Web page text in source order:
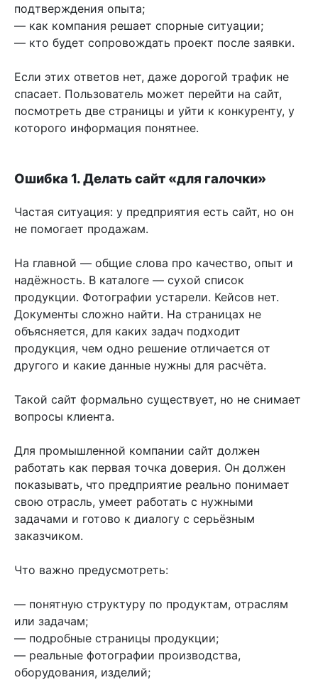
подтверждения опыта;
— как компания решает спорные ситуации;
— кто будет сопровождать проект после заявки.
Если этих ответов нет, даже дорогой трафик не
спасает. Пользователь может перейти на сайт,
посмотреть две страницы и уйти к конкуренту, у
которого информация понятнее.
Ошибка 1. Делать сайт «для галочки»
Частая ситуация: у предприятия есть сайт, но он
не помогает продажам.
На главной — общие слова про качество, опыт и
надёжность. В каталоге — сухой список
продукции. Фотографии устарели. Кейсов нет.
Документы сложно найти. На страницах не
объясняется, для каких задач подходит
продукция, чем одно решение отличается от
другого и какие данные нужны для расчёта.
Такой сайт формально существует, но не снимает
вопросы клиента.
Для промышленной компании сайт должен
работать как первая точка доверия. Он должен
показывать, что предприятие реально понимает
свою отрасль, умеет работать с нужными
задачами и готово к диалогу с серьёзным
заказчиком.
Что важно предусмотреть:
— понятную структуру по продуктам, отраслям
или задачам;
— подробные страницы продукции;
— реальные фотографии производства,
оборудования, изделий;